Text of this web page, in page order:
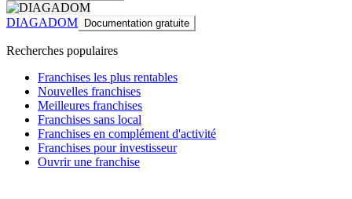
DIAGADOM Documentation gratuite
Recherches populaires
Franchises les plus rentables
Nouvelles franchises
Meilleures franchises
Franchises sans local
Franchises en complément d'activité
Franchises pour investisseur
Ouvrir une franchise